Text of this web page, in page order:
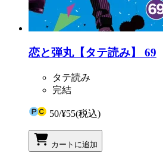
恋と弾丸【タテ読み】 69
タテ読み
完結
50/¥55(税込)
カートに追加